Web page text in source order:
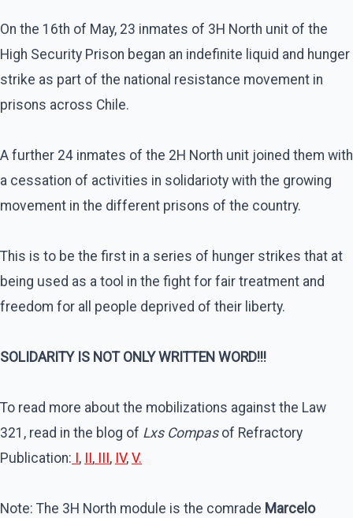
On the 16th of May, 23 inmates of 3H North unit of the
High Security Prison began an indefinite liquid and hunger
strike as part of the national resistance movement in
prisons across Chile.
A further 24 inmates of the 2H North unit joined them with
a cessation of activities in solidarioty with the growing
movement in the different prisons of the country.
This is to be the first in a series of hunger strikes that at
being used as a tool in the fight for fair treatment and
freedom for all people deprived of their liberty.
SOLIDARITY IS NOT ONLY WRITTEN WORD!!!
To read more about the mobilizations against the Law
321, read in the blog of Lxs Compasof Refractory
Publication: , , , IV, V.
Note: The 3H North module is the comrade Marcelo